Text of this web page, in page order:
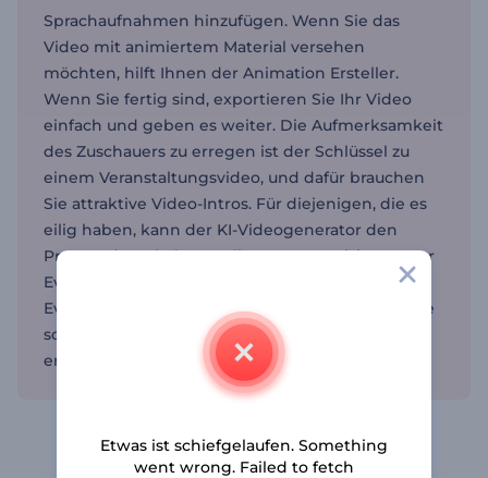
Sprachaufnahmen hinzufügen. Wenn Sie das
Video mit animiertem Material versehen
möchten, hilft Ihnen der Animation Ersteller.
Wenn Sie fertig sind, exportieren Sie Ihr Video
einfach und geben es weiter. Die Aufmerksamkeit
des Zuschauers zu erregen ist der Schlüssel zu
einem Veranstaltungsvideo, und dafür brauchen
Sie attraktive Video-Intros. Für diejenigen, die es
eilig haben, kann der KI-Videogenerator den
Prozess der Inhaltserstellung automatisieren. Der
Event Video Maker ist ein großartiges Tool für
Eventplaner, Vermarkter und Einzelpersonen, die
schnell und einfach Veranstaltungsvideos
erstellen möchten.
Veranstaltung einzufangen
Etwas ist schiefgelaufen. Something
went wrong. Failed to fetch